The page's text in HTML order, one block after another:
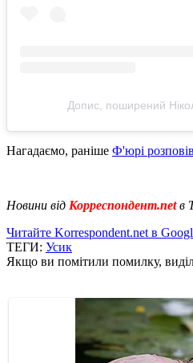
Допис, поширений
Нагадаємо, раніше Ф'юрі
Новини від Корреспондент.netв
Читайте Korrespondent.net в
ТЕГИ: Усик
Якщо ви помітили помилку,